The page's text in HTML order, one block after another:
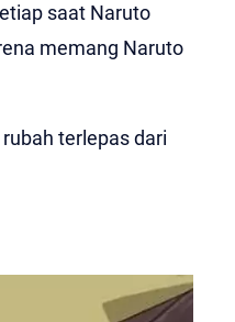
saat Naruto
memang Naruto
terlepas dari